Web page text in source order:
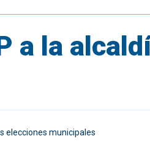
a la
elecciones municipales